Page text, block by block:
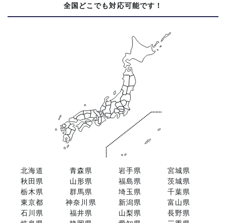
全国どこでも対応可能です！
北海道 青森県 岩手県
宮城県
秋田県
山形県 福島県
茨城県
栃木県
群馬県 埼玉県
千葉県
東京都
神奈川県 新潟県
富山県
石川県
福井県 山梨県
長野県